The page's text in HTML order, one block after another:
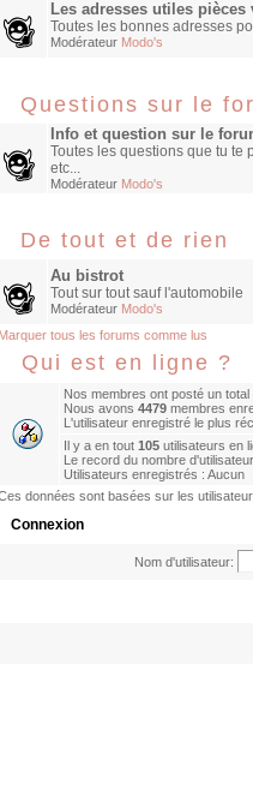
Les adresses utiles pièces
Toutes les bonnes adresses
Modérateur Modo's
Questions sur le
Info et question sur le
Toutes les questions que tu te
etc...
Modérateur Modo's
De tout et de rien
Au bistrot
Tout sur tout sauf l'automobile
Modérateur Modo's
Marquer tous les forums comme lus
Qui est en ligne ?
Nos membres ont posté un total
Nous avons 4479 membres
L'utilisateur enregistré le plus
Il y a en tout 105 utilisateurs en
Le record du nombre
Utilisateurs enregistrés : Aucun
données sont basées sur les
Connexion
Nom d'utilisateur: